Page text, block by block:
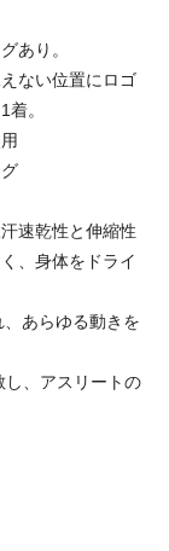
あり。
ない位置にロゴ
。
速乾性と伸縮性
、身体をドライ
あらゆる動きを
、アスリートの